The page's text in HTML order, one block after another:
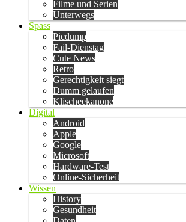
Filme und Serien
Unterwegs
Spass
Picdump
Fail-Dienstag
Cute News
Retro
Gerechtigkeit siegt
Dumm gelaufen
Klischeekanone
Digital
Android
Apple
Google
Microsoft
Hardware-Test
Online-Sicherheit
Wissen
History
Gesundheit